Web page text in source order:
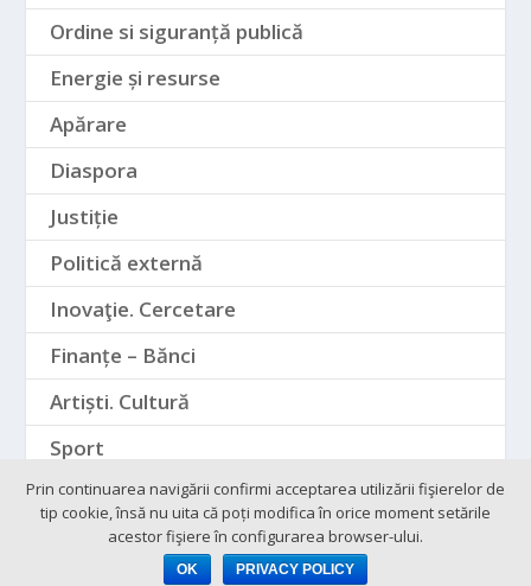
Ordine si siguranță publică
Energie și resurse
Apărare
Diaspora
Justiție
Politică externă
Inovaţie. Cercetare
Finanțe – Bănci
Artiști. Cultură
Sport
Cookie-and-GDPR Contact
Prin continuarea navigării confirmi acceptarea utilizării fişierelor de
tip cookie, însă nu uita că poți modifica în orice moment setările
acestor fişiere în configurarea browser-ului.
OK PRIVACY POLICY